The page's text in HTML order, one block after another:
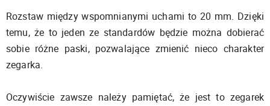
Rozstaw między wspomnianymi uchami to 20 mm. Dzięki
temu, że to jeden ze standardów będzie można dobierać
sobie różne paski, pozwalające zmienić nieco charakter
zegarka.
Oczywiście zawsze należy pamiętać, że jest to zegarek